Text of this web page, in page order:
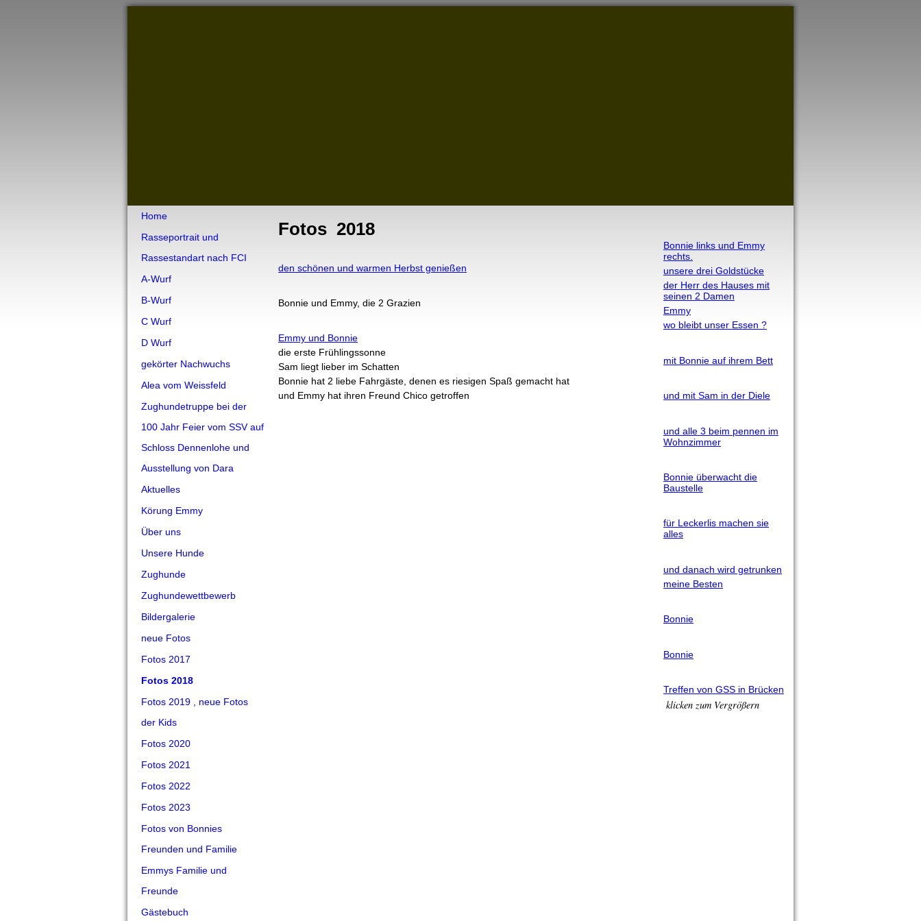
Home
Rasseportrait und
Rassestandart nach FCI
A-Wurf
B-Wurf
C Wurf
D Wurf
gekörter Nachwuchs
Alea vom Weissfeld
Zughundetruppe bei der
100 Jahr Feier vom SSV auf
Schloss Dennenlohe und
Ausstellung von Dara
Aktuelles
Körung Emmy
Über uns
Unsere Hunde
Zughunde
Zughundewettbewerb
Bildergalerie
neue Fotos
Fotos 2017
Fotos 2018
Fotos 2019 , neue Fotos
der Kids
Fotos 2020
Fotos 2021
Fotos 2022
Fotos 2023
Fotos von Bonnies
Freunden und Familie
Emmys Familie und
Freunde
Gästebuch
Fotos 2018
den schönen und warmen Herbst genießen
Bonnie und Emmy, die 2 Grazien
Emmy und Bonnie
die erste Frühlingssonne
Sam liegt lieber im Schatten
Bonnie hat 2 liebe Fahrgäste, denen es riesigen Spaß gemacht hat
und Emmy hat ihren Freund Chico getroffen
Bonnie links und Emmy
rechts.
unsere drei Goldstücke
der Herr des Hauses mit
seinen 2 Damen
Emmy
wo bleibt unser Essen ?
mit Bonnie auf ihrem Bett
und mit Sam in der Diele
und alle 3 beim pennen im
Wohnzimmer
Bonnie überwacht die
Baustelle
für Leckerlis machen sie
alles
und danach wird getrunken
meine Besten
Bonnie
Bonnie
Treffen von GSS in Brücken
klicken zum Vergrößern